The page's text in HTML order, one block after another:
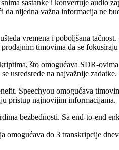
sastanke i konvertuje audio
da nijedna važna informacija ne
vremena i poboljšana
timovima da se
što omogućava SDR-
usredsrede na najvažnije
Speechyou omogućava
pristup najnovijim informacijama.
bezbednosti. Sa end-to-
omogućava do 3 transkripcije